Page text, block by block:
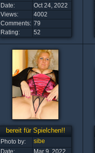
Date:
Oct 24, 2022
Views:
4002
Comments: 79
Rating:
52
bereit für Spielchen!!
Photo by:
sibe
Date:
Mar 9, 2022